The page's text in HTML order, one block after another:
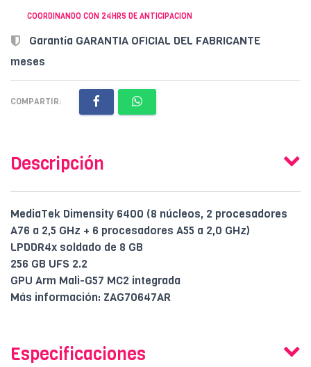
COORDINANDO CON 24HRS DE ANTICIPACION
Garantía GARANTIA OFICIAL DEL FABRICANTE
meses
COMPARTIR:
Descripción
MediaTek Dimensity 6400 (8 núcleos, 2 procesadores
A76 a 2,5 GHz + 6 procesadores A55 a 2,0 GHz)
LPDDR4x soldado de 8 GB
256 GB UFS 2.2
GPU Arm Mali-G57 MC2 integrada
Más información: ZAG70647AR
Especificaciones